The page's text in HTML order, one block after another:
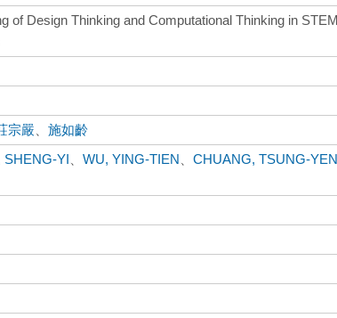
of Design Thinking and Computational Thinking in
宗嚴 、施如齡
SHENG-YI 、WU, YING-TIEN 、CHUANG, TSUNG-YEN